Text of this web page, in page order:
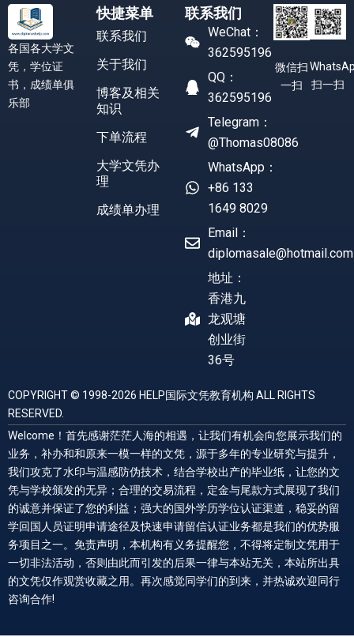
各国各大学文
凭，学位证
书，成绩单俱
乐部
快捷菜单
联系我们
关于我们
博客及相关
知识
下单流程
大学文凭办
理
成绩单办理
联系我们
WeChat：
362595196
QQ：
362595196
Telegram：
@Thomas08086
WhatsApp：
+86 133
1649 8029
Email：
diplomasale@hotmail.com
地址：
香港九
龙观塘
创业街
36号
微信扫
一扫
扫一扫
COPYRIGHT © 1998-2026 HELP国际文凭教育机构 ALL RIGHTS
RESERVED.
Welcome！首先感谢茫茫人海的相遇，让我们有机会向您展示我们的
业务，补办和和原来一模一样的文凭，源于多年的专业研究与提升，
我们攻克了水印与温感防伪技术，结合学校出产的毕业纸，让您的文
凭与学校颁发的无异；合理的交易流程，定金与尾款方式展现了我们
的诚意并保证了您的利益；强大的国外学历学位认证渠道，稳妥的留
学回国人员证明申请途径及快速申请留信认证业务都是我们的优势服
务项目之一。免责声明，本机构有义务提醒您，不得将定制文凭用于
一切非法活动，否则由此而引发的后果一律与本站无关，本站所出具
的文凭仅作观赏收藏之用。再次感觉同学们的到来，并热诚欢迎同行
咨询合作!